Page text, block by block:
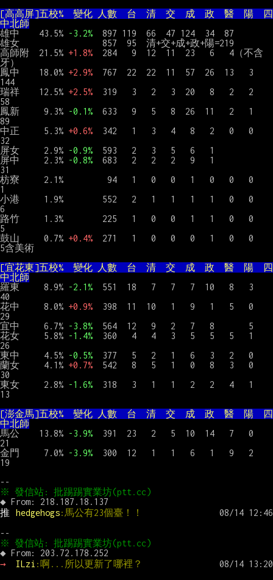
[高高屏]五校%  變化 人數  台  清  交  成  政  醫  陽  四
中北師
雄中    43.5% -3.2%
  897 119  66  47 124  34  87
雄女                 857  95  清+交+成+政+陽=219
高師附  21.5% +1.8%
  284   9  12  11  23   6   4（不含
牙）
鳳中    18.0% +2.9%
  767  22  22  11  57  26  13   3
144
瑞祥    12.5% +2.5%
  319   3   2   3  20   8   2   2
58
鳳新     9.3% -0.1%
  633   9   5   8  26  11   2   1
89
中正     5.3% +0.6%
  342   1   3   4   8   2   0   0
32
屏女     2.9% -0.9%
  593   2   3   5   6   1
屏中     2.3% -0.8%
  683   2   2   2   9   1
31
枋寮     2.1%         94   1   0   0   1   0   0   0
1
小港     1.9%        552   2   1   1   1   1   0   0
6
路竹     1.3%        225   1   0   0   1   1   0   0
5
鼓山     0.7% +0.4%
  271   1   0   0   0   1   0   0
5含美術
[宜花東]五校%  變化 人數  台  清  交  成  政  醫  陽  四
中北師
羅東     8.9% -2.1%
  551  18   7   7   7  10   8   3
40
花中     8.0% +0.9%
  398  11  10   1   9   1   5   0
29
宜中     6.7% -3.8%
  564  12   9   2   7   8       5
花女     5.8% -1.4%
  360   4   4   3   5   5   5   1
26
東中     4.5% -0.5%
  377   5   2   1   6   3   2   0
蘭女     4.1% +0.7%
  542   8   5   1   0   8   3   0
30
東女     2.8% -1.6%
  318   3   1   1   2   2   4   1
13
[澎金馬]五校%  變化 人數  台  清  交  成  政  醫  陽  四
中北師
馬公    13.8% -3.9%
  391  23   2   5  10  14   7   0
21
金門     7.0% -3.9%
  300  12   1   1   6   1   9   2
19
推
hedgehogs:馬公有23個臺！！
→
ILzi :啊...所以更新了哪裡？